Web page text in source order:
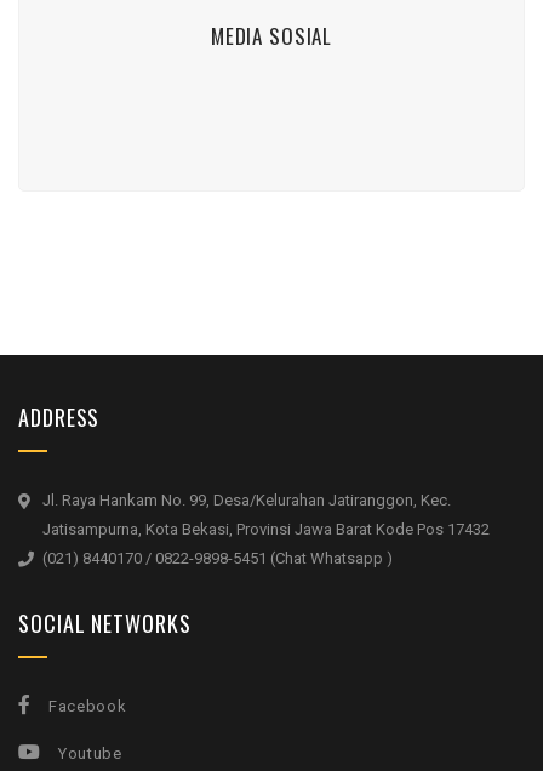
MEDIA SOSIAL
ADDRESS
Jl. Raya Hankam No. 99, Desa/Kelurahan Jatiranggon, Kec.
Jatisampurna, Kota Bekasi, Provinsi Jawa Barat Kode Pos 17432
(021) 8440170 / 0822-9898-5451 (Chat Whatsapp )
SOCIAL NETWORKS
Facebook
Youtube